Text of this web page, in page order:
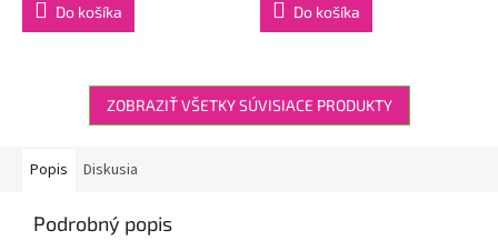
Do košíka Do košíka
ZOBRAZIŤ VŠETKY SÚVISIACE PRODUKTY
Popis Diskusia
Podrobný popis